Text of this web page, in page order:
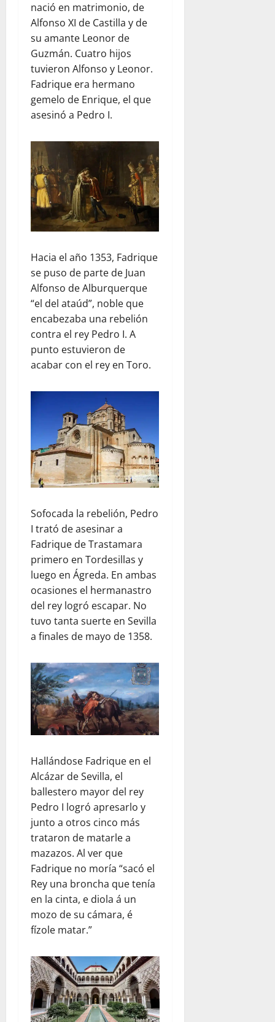
nació en matrimonio, de
Alfonso XI de Castilla y de
su amante Leonor de
Guzmán. Cuatro hijos
tuvieron Alfonso y Leonor.
Fadrique era hermano
gemelo de Enrique, el que
asesinó a Pedro I.
Hacia el año 1353, Fadrique
se puso de parte de Juan
Alfonso de Alburquerque
“el del ataúd”, noble que
encabezaba una rebelión
contra el rey Pedro I. A
punto estuvieron de
acabar con el rey en Toro.
Sofocada la rebelión, Pedro
I trató de asesinar a
Fadrique de Trastamara
primero en Tordesillas y
luego en Ágreda. En ambas
ocasiones el hermanastro
del rey logró escapar. No
tuvo tanta suerte en Sevilla
a finales de mayo de 1358.
Hallándose Fadrique en el
Alcázar de Sevilla, el
ballestero mayor del rey
Pedro I logró apresarlo y
junto a otros cinco más
trataron de matarle a
mazazos. Al ver que
Fadrique no moría “sacó el
Rey una broncha que tenía
en la cinta, e diola á un
mozo de su cámara, é
fízole matar.”